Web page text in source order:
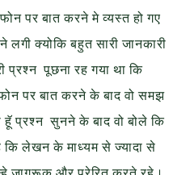
पर बात करने मे व्यस्त हो गए
क्योकि बहुत सारी जानकारी
पूछना रह गया था कि
पर बात करने के बाद वो समझ
प्रश्न सुनने के बाद वो बोले कि
कि लेखन के माध्यम से ज्यादा से
जागरूक और प्रेरित करते रहे।